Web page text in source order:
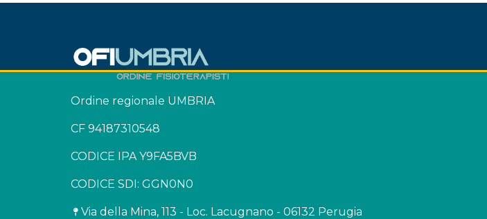
Ordine regionale UMBRIA
CF 94187310548
CODICE IPA Y9FA5BVB
CODICE SDI: GGN0N0
Via della Mina, 113 - Loc. Lacugnano - 06132 Perugia